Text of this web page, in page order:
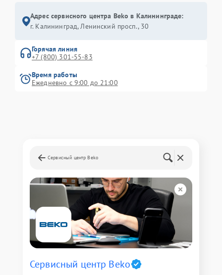
Адрес сервисного центра Beko в Калининграде:
г. Калининград, Ленинский просп., 30
Горячая линия
+7 (800) 301-55-83
Время работы
Ежедневно с 9:00 до 21:00
Сервисный центр Beko
Сервисный центр Beko